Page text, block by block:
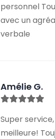
personnel
avec un
verbale
Amélie G.
Super
meilleure!